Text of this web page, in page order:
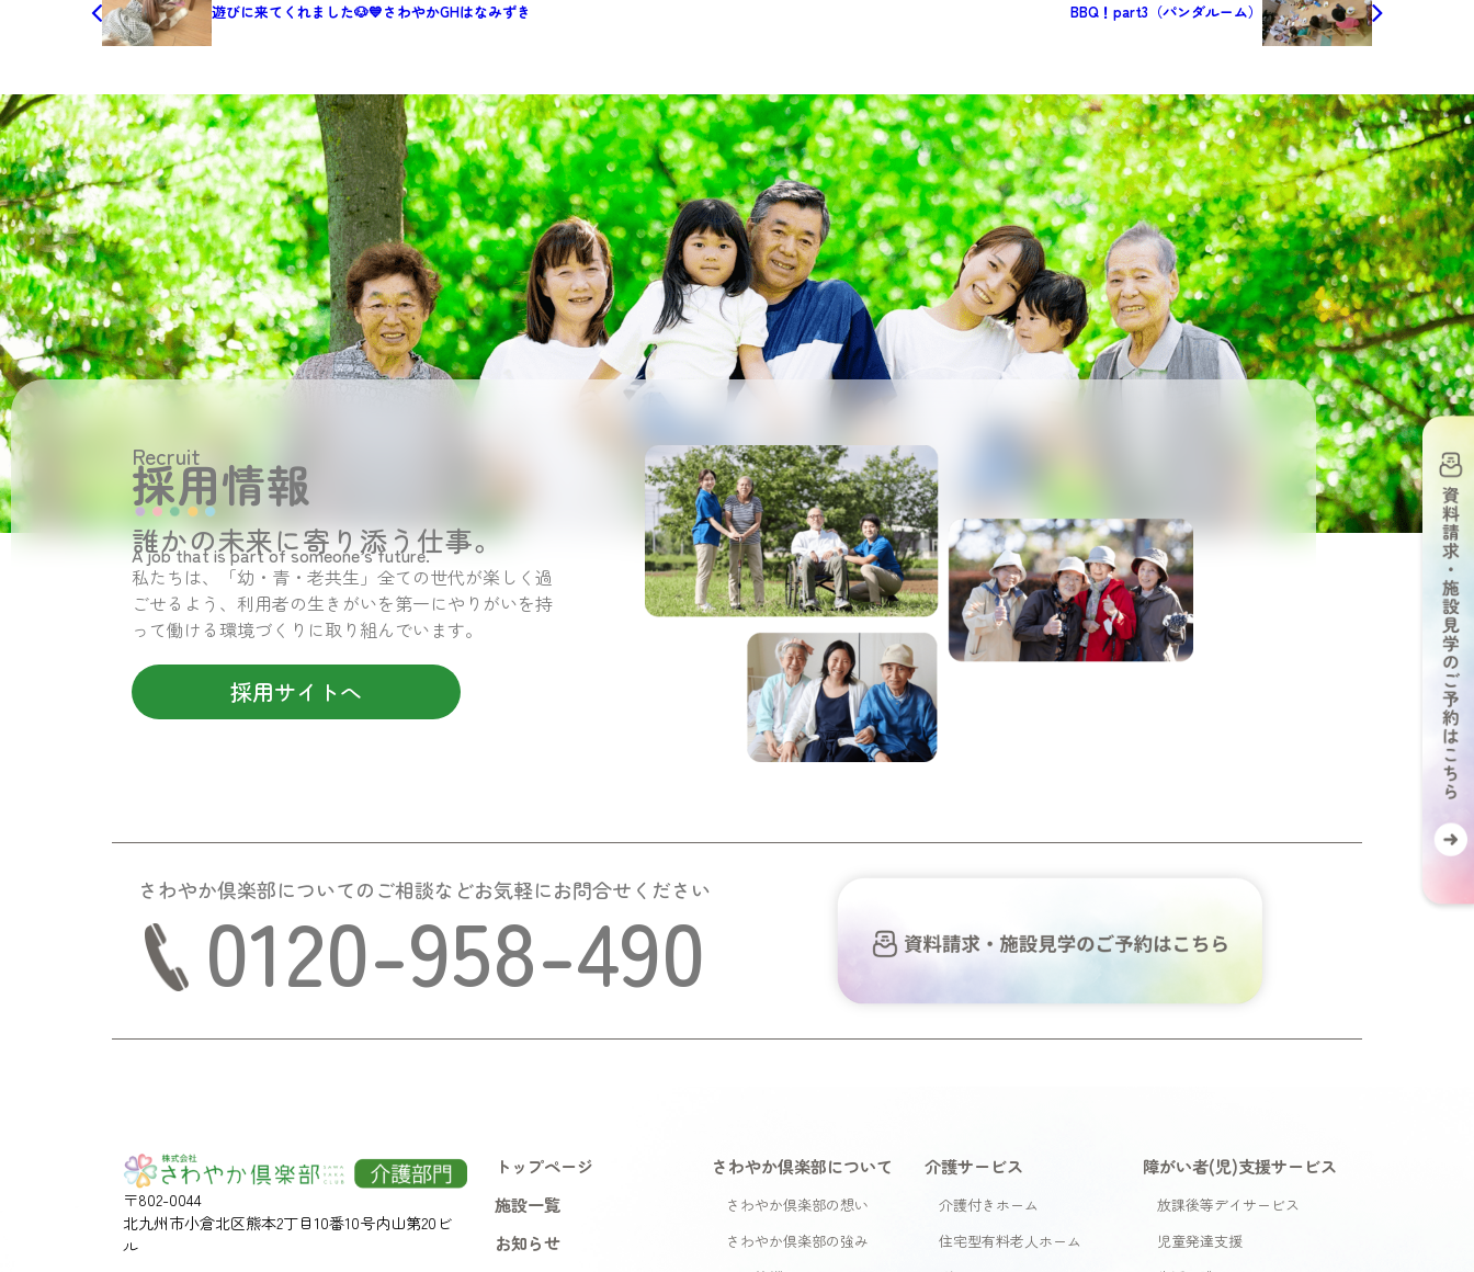
遊びに来てくれました🐶💙さわやかGHはなみずき BBQ！part3（パンダルーム）
Recruit
採用情報
誰かの未来に寄り添う仕事。
A job that is part of someone’s future.
私たちは、「幼・青・老共生」全ての世代が楽しく過
ごせるよう、利用者の生きがいを第一にやりがいを持
って働ける環境づくりに取り組んでいます。
採用サイトへ
さわやか倶楽部についてのご相談などお気軽にお問合せください
0120-958-490
〒802-0044
北九州市小倉北区熊本2丁目10番10号内山第20ビ
ル
トップページ
施設一覧
お知らせ
さわやか倶楽部について
さわやか倶楽部の想い
さわやか倶楽部の強み
介護サービス
介護付きホーム
住宅型有料老人ホーム
障がい者(児)支援サービス
放課後等デイサービス
児童発達支援